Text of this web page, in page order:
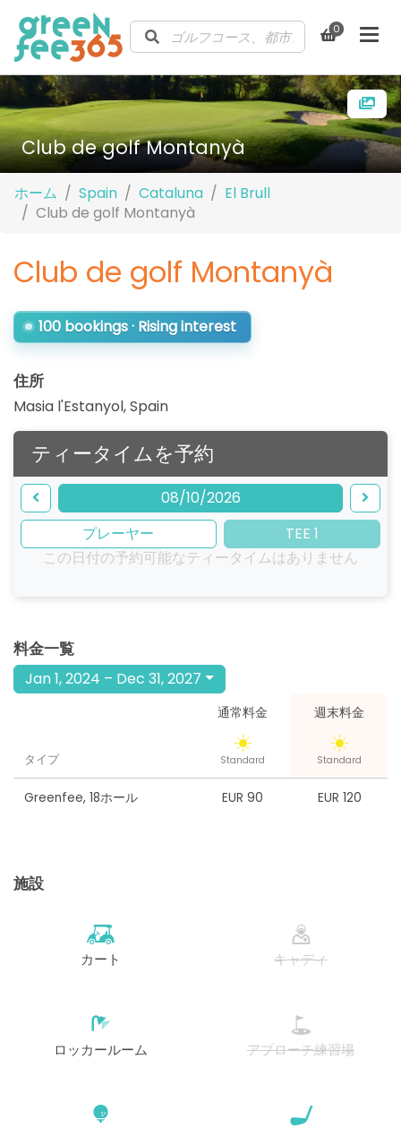
0
Club de golf Montanyà
ホーム Spain Cataluna
El Brull
Club de golf Montanyà
Club de golf Montanyà
100 bookings · Rising interest
住所
Masia l'Estanyol,Spain
ティータイムを予約
08/10/2026
プレーヤー
TEE 1
この日付の予約可能なティータイムはありません
料金一覧
Jan 1, 2024 – Dec 31, 2027
通常料金 週末料金
タイプ Standard Standard
Greenfee, 18ホール EUR 90 EUR 120
施設
カート キャディ
ロッカールーム アプローチ練習場